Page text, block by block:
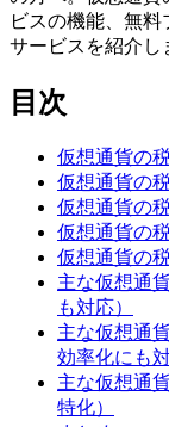
ビスの機能、無
サービスを紹介し
目次
仮想通貨の
仮想通貨の
仮想通貨の
仮想通貨の
仮想通貨の
主な仮想通
も対応）
主な仮想通
効率化にも対
主な仮想通
特化）